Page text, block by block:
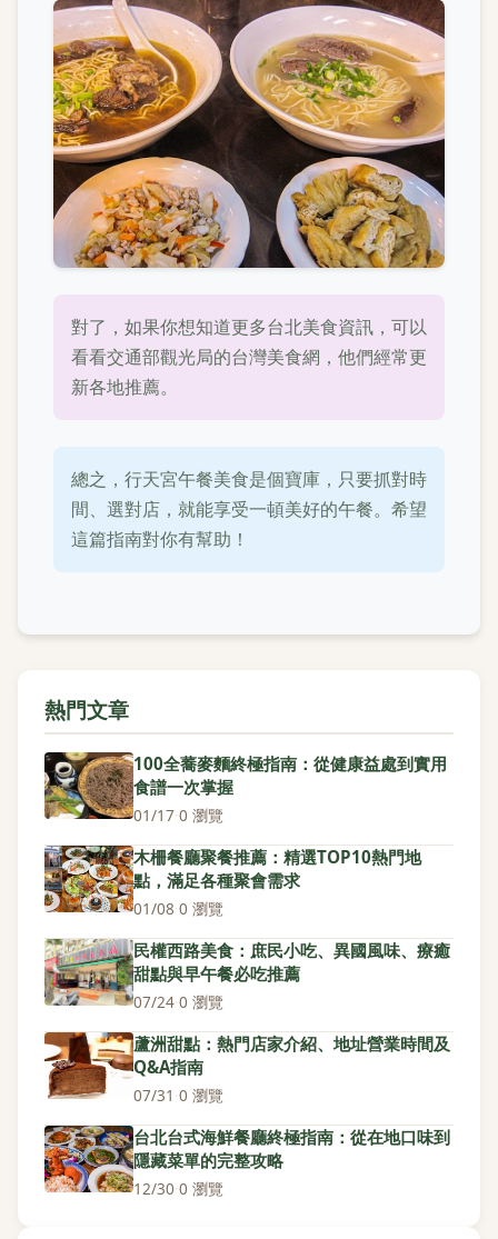
對了，如果你想知道更多台北美食資訊，可以
看看交通部觀光局的台灣美食網，他們經常更
新各地推薦。
總之，行天宮午餐美食是個寶庫，只要抓對時
間、選對店，就能享受一頓美好的午餐。希望
這篇指南對你有幫助！
熱門文章
100全蕎麥麵終極指南：從健康益處到實用
食譜一次掌握
01/17·0 瀏覽
木柵餐廳聚餐推薦：精選TOP10熱門地
點，滿足各種聚會需求
01/08·0 瀏覽
民權西路美食：庶民小吃、異國風味、療癒
甜點與早午餐必吃推薦
07/24·0 瀏覽
蘆洲甜點：熱門店家介紹、地址營業時間及
Q&A指南
07/31 ·0 瀏覽
台北台式海鮮餐廳終極指南：從在地口味到
隱藏菜單的完整攻略
12/30·0 瀏覽